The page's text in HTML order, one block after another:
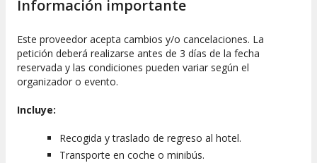
Información importante
Este proveedor acepta cambios y/o cancelaciones. La
petición deberá realizarse antes de 3 días de la fecha
reservada y las condiciones pueden variar según el
organizador o evento.
Incluye:
Recogida y traslado de regreso al hotel.
Transporte en coche o minibús.